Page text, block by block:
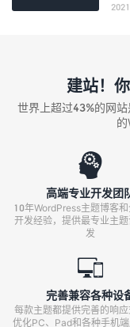
建站！
世界上超过43%的网

高端专业开发团
10年WordPress主题博客
开发经验，提供最专业主
发

完善兼容各种设
每款主题都提供完善的响应
优化PC、Pad和各种手机